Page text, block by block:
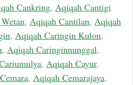
Cankring, Aqiqah Cantigi
, Aqiqah Cantilan, Aqiqah
, Aqiqah Caringin Kulon,
, Aqiqah Caringinnunggal,
, Aqiqah Cayur,
, Aqiqah Cemarajaya,